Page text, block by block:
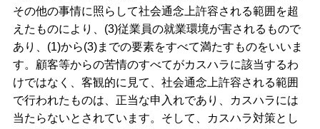
その他の事情に照らして社会通念上許容される範囲を超
えたものにより、(3)従業員の就業環境が害されるもので
あり、(1)から(3)までの要素をすべて満たすものをいいま
す。顧客等からの苦情のすべてがカスハラに該当するわ
けではなく、客観的に見て、社会通念上許容される範囲
で行われたものは、正当な申入れであり、カスハラには
当たらないとされています。そして、カスハラ対策とし